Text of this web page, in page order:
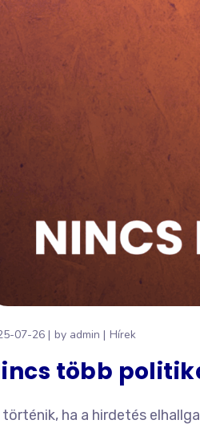
07-26 by admin Hírek
több
történik, ha a hirdetés